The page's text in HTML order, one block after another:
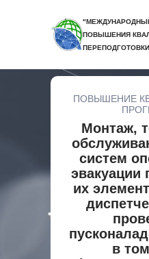
ПОВЫШЕНИЯ
ПОВЫШЕНИЕ
Монтаж,
систем
эвакуации
их
в